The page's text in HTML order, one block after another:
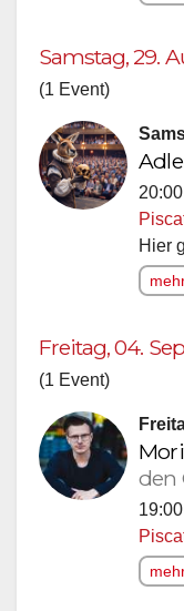
Samstag, 29.
(1 Event)
Hier
Freitag, 04.
(1 Event)
den